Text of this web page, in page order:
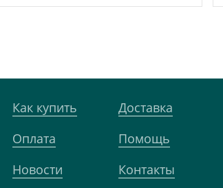
Как купить
Доставка
Оплата
Помощь
Новости
Контакты